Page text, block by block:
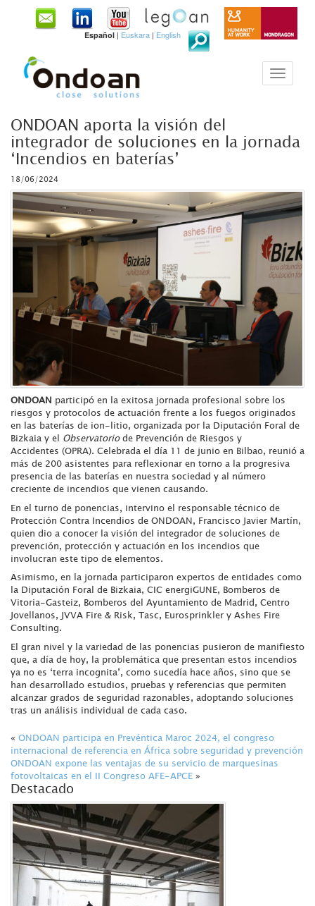
Español | Euskara | English
ONDOAN aporta la visión del
integrador de soluciones en la jornada
‘Incendios en baterías’
18/06/2024
ONDOAN participó en la exitosa jornada profesional sobre los
riesgos y protocolos de actuación frente a los fuegos originados
en las baterías de ion-litio, organizada por la Diputación Foral de
Bizkaia y el Observatoriode Prevención de Riesgos y
Accidentes (OPRA). Celebrada el día 11 de junio en Bilbao, reunió a
más de 200 asistentes para reflexionar en torno a la progresiva
presencia de las baterías en nuestra sociedad y al número
creciente de incendios que vienen causando.
En el turno de ponencias, intervino el responsable técnico de
Protección Contra Incendios de ONDOAN, Francisco Javier Martín,
quien dio a conocer la visión del integrador de soluciones de
prevención, protección y actuación en los incendios que
involucran este tipo de elementos.
Asimismo, en la jornada participaron expertos de entidades como
la Diputación Foral de Bizkaia, CIC energiGUNE, Bomberos de
Vitoria-Gasteiz, Bomberos del Ayuntamiento de Madrid, Centro
Jovellanos, JVVA Fire & Risk, Tasc, Eurosprinkler y Ashes Fire
Consulting.
El gran nivel y la variedad de las ponencias pusieron de manifiesto
que, a día de hoy, la problemática que presentan estos incendios
ya no es ‘terra incognita’, como sucedía hace años, sino que se
han desarrollado estudios, pruebas y referencias que permiten
alcanzar grados de seguridad razonables, adoptando soluciones
tras un análisis individual de cada caso.
« ONDOAN participa en Prevéntica Maroc 2024, el congreso
internacional de referencia en África sobre seguridad y prevención
ONDOAN expone las ventajas de su servicio de marquesinas
fotovoltaicas en el II Congreso AFE-APCE »
Destacado